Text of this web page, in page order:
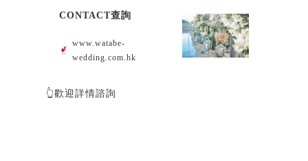
CONTACT查詢
www.watabe-
wedding.com.hk
👆歡迎詳情諮詢